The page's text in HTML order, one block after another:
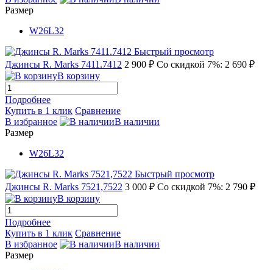
Размер
W26L32
Быстрый просмотр
Джинсы R. Marks 7411.7412 2 900 ₽ Со скидкой 7%: 2 690 ₽
В корзину
Подробнее
Купить в 1 клик Сравнение
В избранное
В наличии
Размер
W26L32
Быстрый просмотр
Джинсы R. Marks 7521,7522 3 000 ₽ Со скидкой 7%: 2 790 ₽
В корзину
Подробнее
Купить в 1 клик Сравнение
В избранное
В наличии
Размер